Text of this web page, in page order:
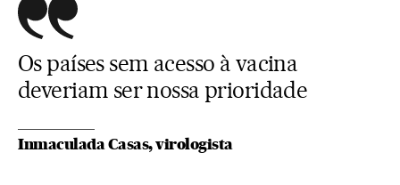
Os países sem acesso à vacina
deveriam ser nossa prioridade
Inmaculada Casas, virologista